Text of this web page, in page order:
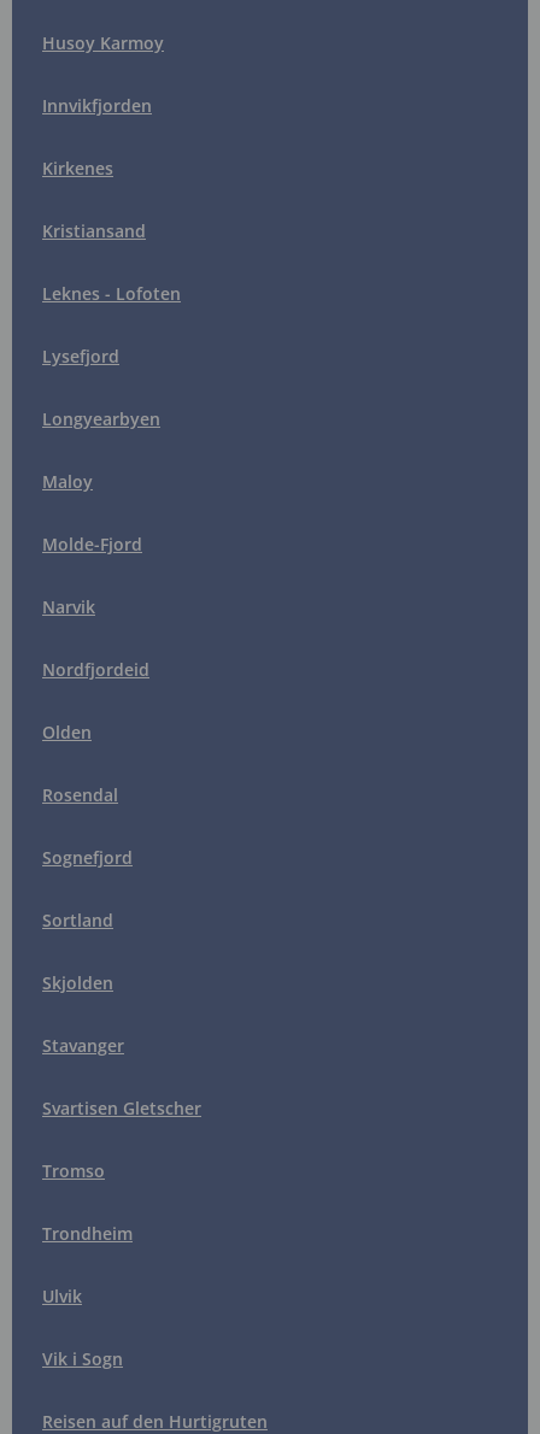
Husoy Karmoy
Innvikfjorden
Kirkenes
Kristiansand
Leknes - Lofoten
Lysefjord
Longyearbyen
Maloy
Molde-Fjord
Narvik
Nordfjordeid
Olden
Rosendal
Sognefjord
Sortland
Skjolden
Stavanger
Svartisen Gletscher
Tromso
Trondheim
Ulvik
Vik i Sogn
Reisen auf den Hurtigruten